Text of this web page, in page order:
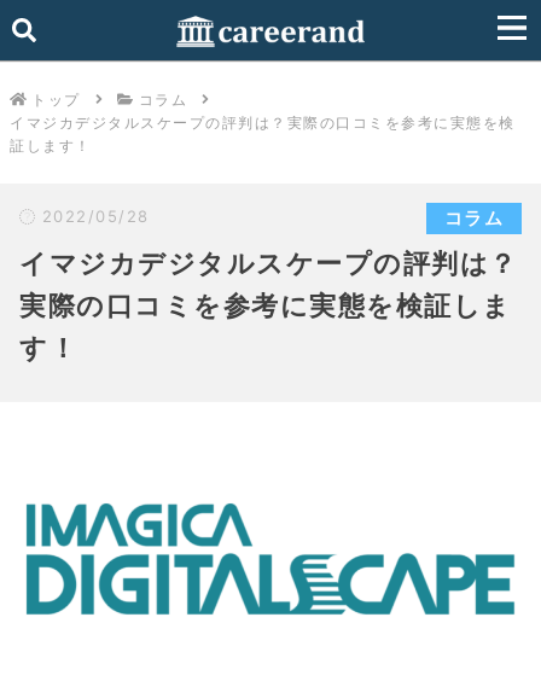
トップ
コラム
イマジカデジタルスケープの評判は？実際の口コミを参考に実態を検
証します！
2022/05/28 コラム
イマジカデジタルスケープの評判は？
実際の口コミを参考に実態を検証しま
す！